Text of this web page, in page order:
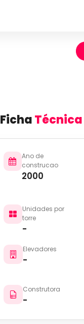
FichaTécnica
Ano de
construcao
2000
Unidades por
torre
-
Elevadores
-
Construtora
-